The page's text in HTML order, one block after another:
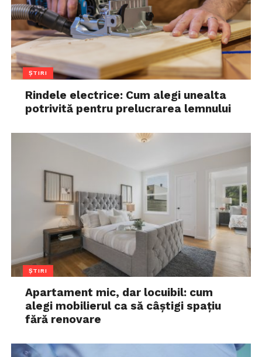
ȘTIRI
Rindele electrice: Cum alegi unealta
potrivită pentru prelucrarea lemnului
ȘTIRI
Apartament mic, dar locuibil: cum
alegi mobilierul ca să câștigi spațiu
fără renovare